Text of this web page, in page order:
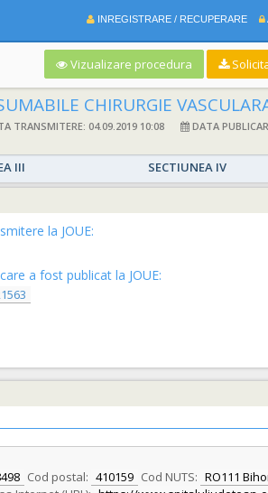
INREGISTRARE / RECUPERARE
Vizualizare procedura
CHIRURGIE
TRANSMITERE: 04.09.2019 10:08
DATA
III SECTIUNEA IV
la JOUE:
a fost publicat la JOUE:
Cod postal: 410159 Cod NUTS: RO111